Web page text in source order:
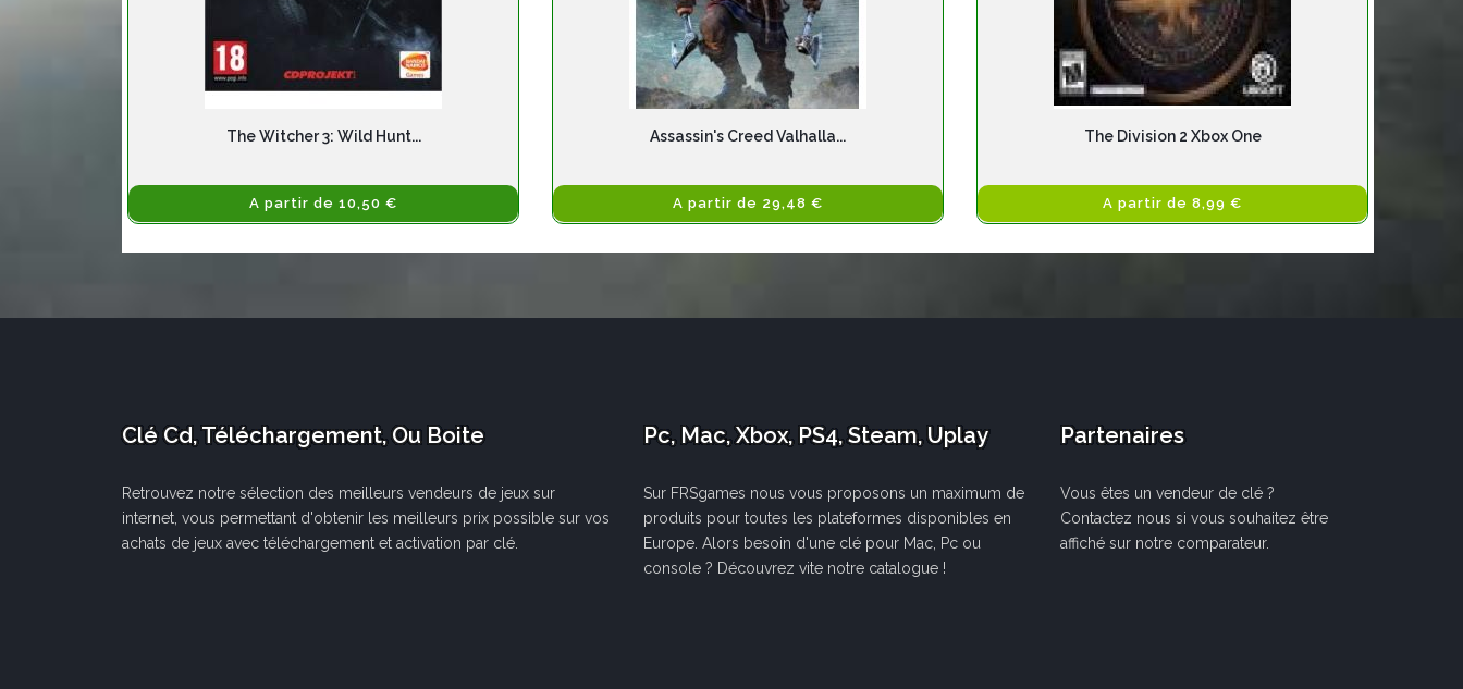
The Witcher 3: Wild Hunt...
A partir de 10,50 €
Assassin's Creed Valhalla...
A partir de 29,48 €
The Division 2 Xbox One
A partir de 8,99 €
Clé Cd, Téléchargement, Ou Boite
Retrouvez notre sélection des meilleurs vendeurs de jeux sur
internet, vous permettant d'obtenir les meilleurs prix possible sur vos
achats de jeux avec téléchargement et activation par clé.
Pc, Mac, Xbox, PS4, Steam, Uplay
Sur FRSgames nous vous proposons un maximum de
produits pour toutes les plateformes disponibles en
Europe. Alors besoin d'une clé pour Mac, Pc ou
console ? Découvrez vite notre catalogue !
Partenaires
Vous êtes un vendeur de clé ?
Contactez nous si vous souhaitez être
affiché sur notre comparateur.